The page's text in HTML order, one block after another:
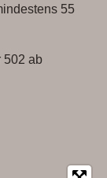
55
502 ab